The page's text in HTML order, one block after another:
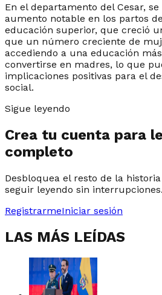
En el departamento del Cesar,
aumento notable en los partos
educación superior, que creció
que un número creciente de
accediendo a una educación
convertirse en madres, lo que
implicaciones positivas para el
social.
Sigue leyendo
Crea tu cuenta para
completo
Desbloquea el resto de la
seguir leyendo sin interrupciones.
RegistrarmeIniciar sesión
LAS MÁS LEÍDAS